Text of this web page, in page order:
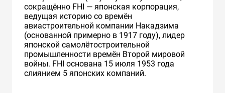
сокращённо FHI — японская корпорация,
ведущая историю со времён
авиастроительной компании Накадзима
(основанной примерно в 1917 году), лидер
японской самолётостроительной
промышленности времён Второй мировой
войны. FHI основана 15 июля 1953 года
слиянием 5 японских компаний.